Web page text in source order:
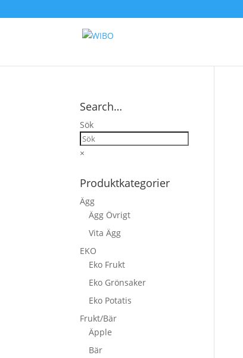
Search…
Sök
×
Produktkategorier
Ägg
Ägg Övrigt
Vita Ägg
EKO
Eko Frukt
Eko Grönsaker
Eko Potatis
Frukt/Bär
Äpple
Bär